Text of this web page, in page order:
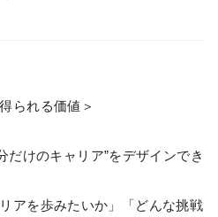
られる価値＞
だけのキャリア”をデザインでき
アを歩みたいか」「どんな挑戦